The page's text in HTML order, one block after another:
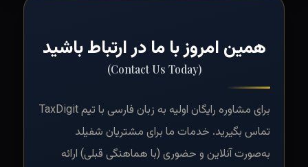
همین امروز با ما در ارتباط باشید
(Contact Us Today)
برای مشاوره رایگان اولیه به زبان فارسی با تیم TaxDigit
تماس بگیرید. خدمات ما برای مشتریان شفیلد
به‌صورت آنلاین و حضوری (با هماهنگی قبلی) ارائه